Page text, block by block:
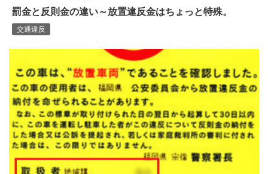
罰金と反則金の違い～放置違反金はちょっと特殊。
交通違反